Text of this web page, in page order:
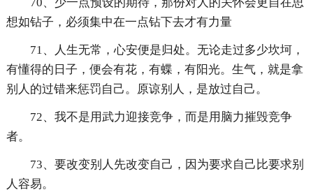
想如钻子，必须集中在一点钻下去才有力量
71、人生无常，心安便是归处。无论走过多少坎坷，
有懂得的日子，便会有花，有蝶，有阳光。生气，就是拿
别人的过错来惩罚自己。原谅别人，是放过自己。
72、我不是用武力迎接竞争，而是用脑力摧毁竞争
者。
73、要改变别人先改变自己，因为要求自己比要求别
人容易。